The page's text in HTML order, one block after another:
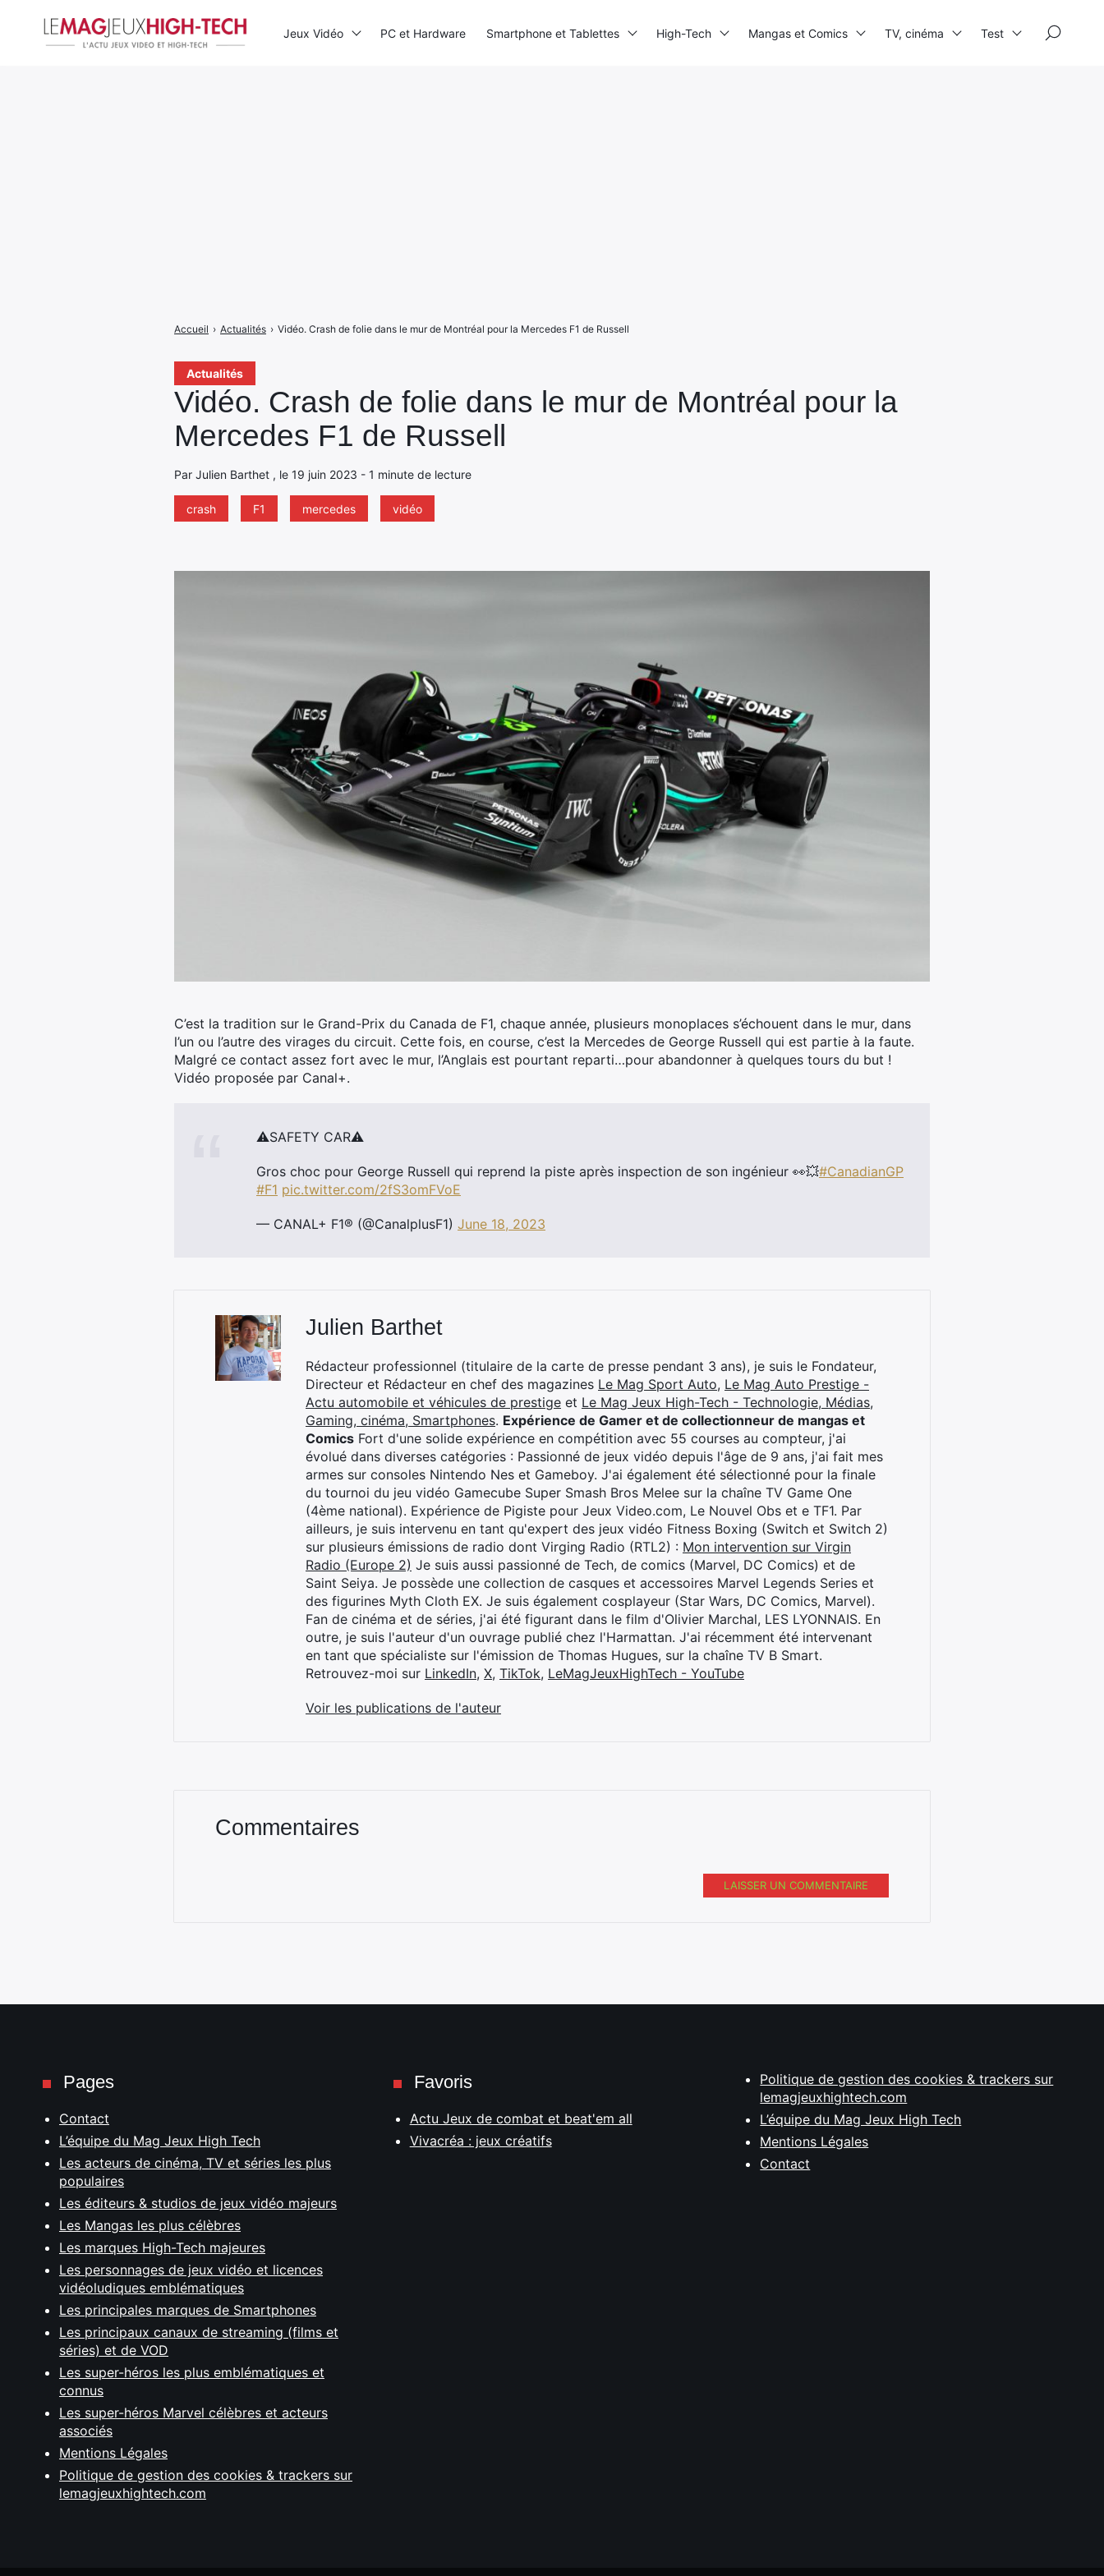
Actualités
Vidéo. Crash de folie dans le mur de Montréal pour la
Mercedes F1 de Russell
Par Julien Barthet , le 19 juin 2023 - 1 minute de lecture
crash F1 mercedes vidéo
Accueil › Actualités › Vidéo. Crash de folie dans le mur de Montréal pour la Mercedes F1 de Russell
C’est la tradition sur le Grand-Prix du Canada de F1, chaque année, plusieurs monoplaces s’échouent dans le mur, dans
l’un ou l’autre des virages du circuit. Cette fois, en course, c’est la Mercedes de George Russell qui est partie à la faute.
Malgré ce contact assez fort avec le mur, l’Anglais est pourtant reparti…pour abandonner à quelques tours du but !
Vidéo proposée par Canal+.
⚠️SAFETY CAR⚠️
Gros choc pour George Russell qui reprend la piste après inspection de son ingénieur 👀💥#CanadianGP
#F1 pic.twitter.com/2fS3omFVoE
— CANAL+ F1® (@CanalplusF1) June 18, 2023
Julien Barthet
Rédacteur professionnel (titulaire de la carte de presse pendant 3 ans), je suis le Fondateur,
Directeur et Rédacteur en chef des magazines Le Mag Sport Auto, Le Mag Auto Prestige -
Actu automobile et véhicules de prestige et Le Mag Jeux High-Tech - Technologie, Médias,
Gaming, cinéma, Smartphones. Expérience de Gamer et de collectionneur de mangas et
Comics Fort d'une solide expérience en compétition avec 55 courses au compteur, j'ai
évolué dans diverses catégories : Passionné de jeux vidéo depuis l'âge de 9 ans, j'ai fait mes
armes sur consoles Nintendo Nes et Gameboy. J'ai également été sélectionné pour la finale
du tournoi du jeu vidéo Gamecube Super Smash Bros Melee sur la chaîne TV Game One
(4ème national). Expérience de Pigiste pour Jeux Video.com, Le Nouvel Obs et e TF1. Par
ailleurs, je suis intervenu en tant qu'expert des jeux vidéo Fitness Boxing (Switch et Switch 2)
sur plusieurs émissions de radio dont Virging Radio (RTL2) : Mon intervention sur Virgin
Radio (Europe 2) Je suis aussi passionné de Tech, de comics (Marvel, DC Comics) et de
Saint Seiya. Je possède une collection de casques et accessoires Marvel Legends Series et
des figurines Myth Cloth EX. Je suis également cosplayeur (Star Wars, DC Comics, Marvel).
Fan de cinéma et de séries, j'ai été figurant dans le film d'Olivier Marchal, LES LYONNAIS. En
outre, je suis l'auteur d'un ouvrage publié chez l'Harmattan. J'ai récemment été intervenant
en tant que spécialiste sur l'émission de Thomas Hugues, sur la chaîne TV B Smart.
Retrouvez-moi sur LinkedIn, X, TikTok, LeMagJeuxHighTech - YouTube
Voir les publications de l'auteur
Commentaires
LAISSER UN COMMENTAIRE
Jeux Vidéo PC et Hardware Smartphone et Tablettes High-Tech Mangas et Comics TV, cinéma Test
Pages
Contact
L’équipe du Mag Jeux High Tech
Les acteurs de cinéma, TV et séries les plus
populaires
Les éditeurs & studios de jeux vidéo majeurs
Les Mangas les plus célèbres
Les marques High-Tech majeures
Les personnages de jeux vidéo et licences
vidéoludiques emblématiques
Les principales marques de Smartphones
Les principaux canaux de streaming (films et
séries) et de VOD
Les super-héros les plus emblématiques et
connus
Les super-héros Marvel célèbres et acteurs
associés
Mentions Légales
Politique de gestion des cookies & trackers sur
lemagjeuxhightech.com
Favoris
Actu Jeux de combat et beat'em all
Vivacréa : jeux créatifs
Politique de gestion des cookies & trackers sur
lemagjeuxhightech.com
L’équipe du Mag Jeux High Tech
Mentions Légales
Contact